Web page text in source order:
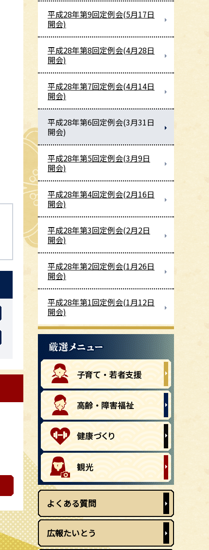
平成28年第9回定例会(5月17日
開会)
平成28年第8回定例会(4月28日
開会)
平成28年第7回定例会(4月14日
開会)
平成28年第6回定例会(3月31日
開会)
平成28年第5回定例会(3月9日
開会)
平成28年第4回定例会(2月16日
開会)
平成28年第3回定例会(2月2日
開会)
平成28年第2回定例会(1月26日
開会)
平成28年第1回定例会(1月12日
開会)
よくある質問
広報たいとう